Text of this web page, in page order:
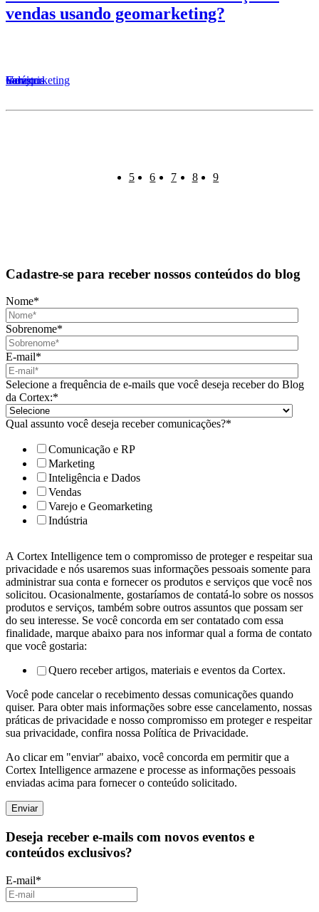
vendas usando geomarketing?
Serviços
Varejo
Geomarketing
Indústria
5 6 7 8 9
Cadastre-se para receber nossos conteúdos do blog
Nome*
Sobrenome*
E-mail*
Selecione a frequência de e-mails que você deseja receber do Blog
da Cortex:*
Qual assunto você deseja receber comunicações?*
Comunicação e RP
Marketing
Inteligência e Dados
Vendas
Varejo e Geomarketing
Indústria
A Cortex Intelligence tem o compromisso de proteger e respeitar sua
privacidade e nós usaremos suas informações pessoais somente para
administrar sua conta e fornecer os produtos e serviços que você nos
solicitou. Ocasionalmente, gostaríamos de contatá-lo sobre os nossos
produtos e serviços, também sobre outros assuntos que possam ser
do seu interesse. Se você concorda em ser contatado com essa
finalidade, marque abaixo para nos informar qual a forma de contato
que você gostaria:
Quero receber artigos, materiais e eventos da Cortex.
Você pode cancelar o recebimento dessas comunicações quando
quiser. Para obter mais informações sobre esse cancelamento, nossas
práticas de privacidade e nosso compromisso em proteger e respeitar
sua privacidade, confira nossa Política de Privacidade.
Ao clicar em "enviar" abaixo, você concorda em permitir que a
Cortex Intelligence armazene e processe as informações pessoais
enviadas acima para fornecer o conteúdo solicitado.
Deseja receber e-mails com novos eventos e
conteúdos exclusivos?
E-mail*